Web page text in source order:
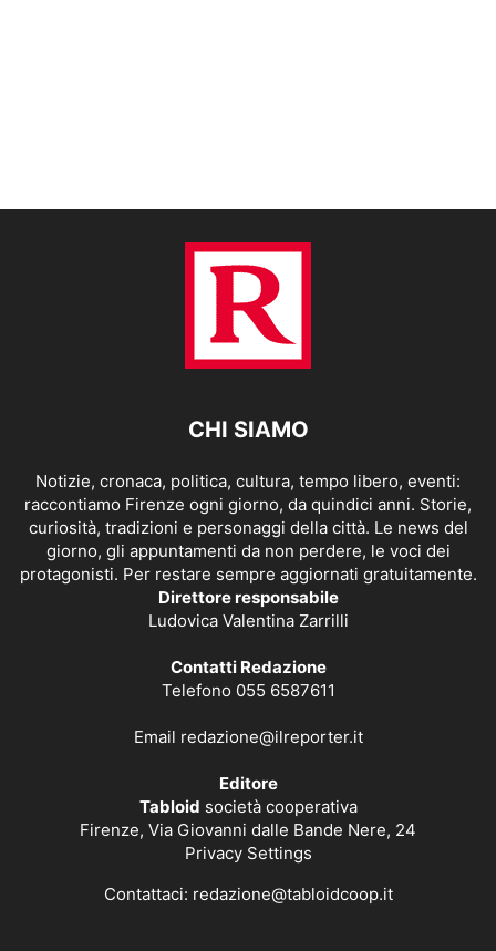
CHI SIAMO
Notizie, cronaca, politica, cultura, tempo libero, eventi:
raccontiamo Firenze ogni giorno, da quindici anni. Storie,
curiosità, tradizioni e personaggi della città. Le news del
giorno, gli appuntamenti da non perdere, le voci dei
protagonisti. Per restare sempre aggiornati gratuitamente.
Direttore responsabile
Ludovica Valentina Zarrilli
Contatti Redazione
Telefono 055 6587611
Email redazione@ilreporter.it
Editore
Tabloid società cooperativa
Firenze, Via Giovanni dalle Bande Nere, 24
Privacy Settings
Contattaci: redazione@tabloidcoop.it